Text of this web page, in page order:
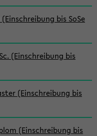
bis SoSe
(Einschreibung bis
(Einschreibung bis
(Einschreibung bis